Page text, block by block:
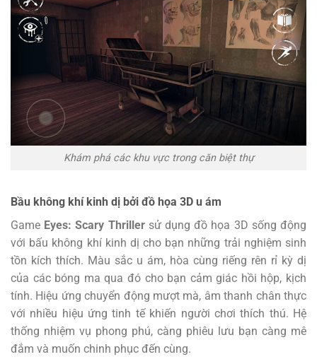
Khám phá các khu vực trong căn biệt thự
Bầu không khí kinh dị bởi đồ họa 3D u ám
Game Eyes: Scary Thrillersử dụng đồ họa 3D sống động
với bấu không khí kinh dị cho bạn những trải nghiệm sinh
tồn kích thích. Màu sắc u ám, hòa cùng riếng rên rỉ kỳ dị
của các bóng ma qua đó cho bạn cảm giác hồi hộp, kịch
tính. Hiệu ứng chuyển động mượt mà, âm thanh chân thực
với nhiều hiệu ứng tinh tế khiến người chơi thích thú. Hệ
thống nhiệm vụ phong phú, càng phiêu lưu bạn càng mê
đắm và muốn chinh phục đến cùng.